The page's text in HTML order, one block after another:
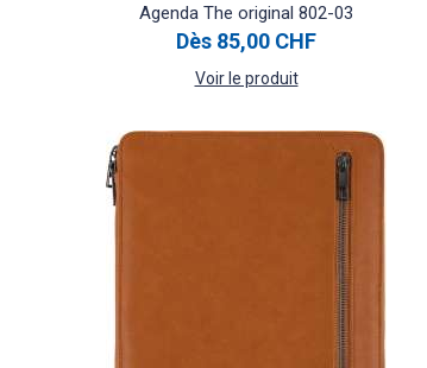
Agenda The original 802-03
Dès 85,00 CHF
Voir le produit